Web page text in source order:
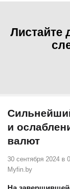
Листайте